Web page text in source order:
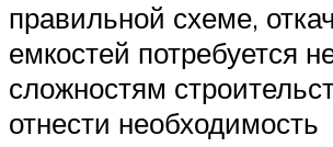
правильной схеме,
емкостей потребуется
сложностям
отнести необходимость